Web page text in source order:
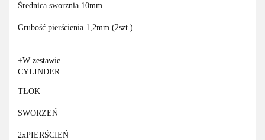
Średnica sworznia 10mm
Grubość pierścienia 1,2mm (2szt.)
+W zestawie
CYLINDER
TŁOK
SWORZEŃ
2xPIERŚCIEŃ